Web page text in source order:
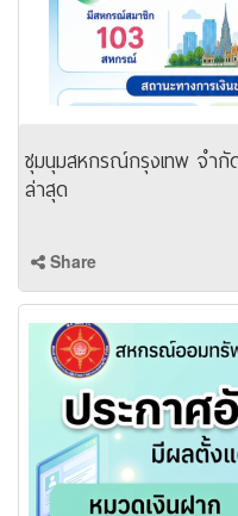
ชุมนุมสหกรณ์กรุงเทพ จำกั
ล่าสุด
Share